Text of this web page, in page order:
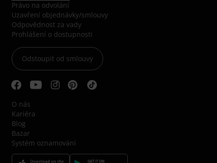
Právo na odvolání
Uzavření objednávky/smlouvy
Odpovědnost za vady
Prohlášení o dostupnosti
Odstoupit od smlouvy
O nás
Kariéra
Blog
Bazar
Systém oznamování